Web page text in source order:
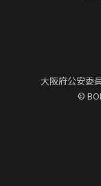
大阪府公安委
©